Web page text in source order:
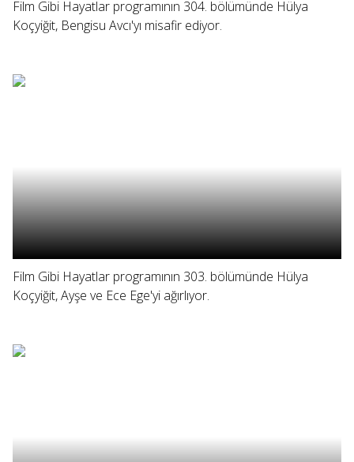
Film Gibi Hayatlar programının 304. bölümünde Hülya
Koçyiğit, Bengisu Avcı'yı misafir ediyor.
Film Gibi Hayatlar programının 303. bölümünde Hülya
Koçyiğit, Ayşe ve Ece Ege'yi ağırlıyor.